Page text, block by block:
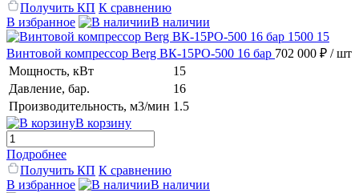
Получить КП К сравнению
В избранное
В наличии
Винтовой компрессор Berg ВК-15РО-500 16 бар 702 000 ₽ / шт
Мощность, кВт
15
Давление, бар.
16
Производительность, м3/мин 1.5
В корзину
Подробнее
Получить КП К сравнению
В избранное
В наличии